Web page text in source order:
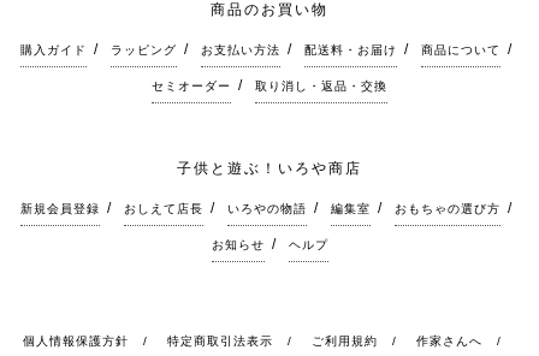
商品のお買い物
購入ガイド ラッピング お支払い方法 配送料・お届け 商品について
セミオーダー 取り消し・返品・交換
子供と遊ぶ！いろや商店
新規会員登録 おしえて店長 いろやの物語 編集室 おもちゃの選び方
お知らせ ヘルプ
個人情報保護方針 特定商取引法表示 ご利用規約 作家さんへ